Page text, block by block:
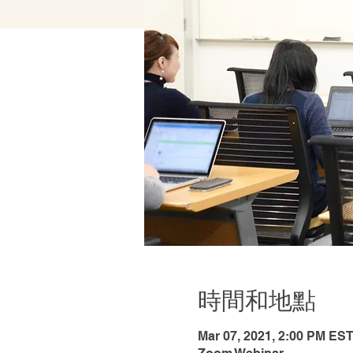
時間和地點
Mar 07, 2021, 2:00 PM EST